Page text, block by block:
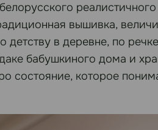
вышивка,
в деревне, по
бабушкиного дома и
состояние, которое